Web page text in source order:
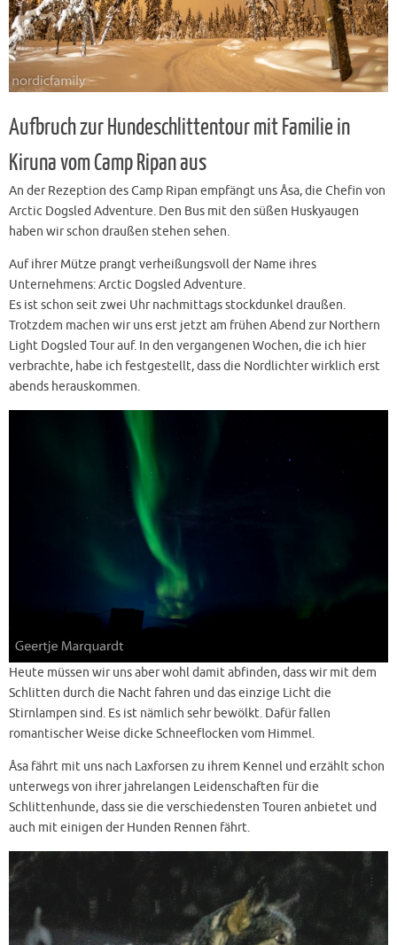
Aufbruch zur Hundeschlittentour mit Familie in
Kiruna vom Camp Ripan aus
An der Rezeption des Camp Ripan empfängt uns Åsa, die Chefin von
Arctic Dogsled Adventure. Den Bus mit den süßen Huskyaugen
haben wir schon draußen stehen sehen.
Auf ihrer Mütze prangt verheißungsvoll der Name ihres
Unternehmens: Arctic Dogsled Adventure.
Es ist schon seit zwei Uhr nachmittags stockdunkel draußen.
Trotzdem machen wir uns erst jetzt am frühen Abend zur Northern
Light Dogsled Tour auf. In den vergangenen Wochen, die ich hier
verbrachte, habe ich festgestellt, dass die Nordlichter wirklich erst
abends herauskommen.
Heute müssen wir uns aber wohl damit abfinden, dass wir mit dem
Schlitten durch die Nacht fahren und das einzige Licht die
Stirnlampen sind. Es ist nämlich sehr bewölkt. Dafür fallen
romantischer Weise dicke Schneeflocken vom Himmel.
Åsa fährt mit uns nach Laxforsen zu ihrem Kennel und erzählt schon
unterwegs von ihrer jahrelangen Leidenschaften für die
Schlittenhunde, dass sie die verschiedensten Touren anbietet und
auch mit einigen der Hunden Rennen fährt.